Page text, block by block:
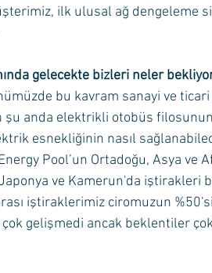
ilk ulusal ağ dengeleme
gelecekte bizleri neler
bu kavram sanayi ve
anda elektrikli otobüs filosunun
esnekliğinin nasıl
Pool’un Ortadoğu, Asya ve
ve Kamerun'da iştirakleri
iştiraklerimiz ciromuzun
çok gelişmedi ancak beklentiler